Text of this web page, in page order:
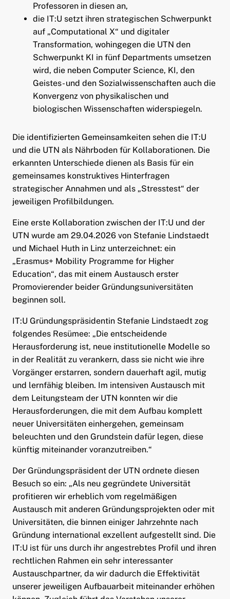
Professoren in diesen an,
die IT:U setzt ihren strategischen Schwerpunkt
auf „Computational X“ und digitaler
Transformation, wohingegen die UTN den
Schwerpunkt KI in fünf Departments umsetzen
wird, die neben Computer Science, KI, den
Geistes- und den Sozialwissenschaften auch die
Konvergenz von physikalischen und
biologischen Wissenschaften widerspiegeln.
Die identifizierten Gemeinsamkeiten sehen die IT:U
und die UTN als Nährboden für Kollaborationen. Die
erkannten Unterschiede dienen als Basis für ein
gemeinsames konstruktives Hinterfragen
strategischer Annahmen und als „Stresstest“ der
jeweiligen Profilbildungen.
Eine erste Kollaboration zwischen der IT:U und der
UTN wurde am 29.04.2026 von Stefanie Lindstaedt
und Michael Huth in Linz unterzeichnet: ein
„Erasmus+ Mobility Programme for Higher
Education“, das mit einem Austausch erster
Promovierender beider Gründungsuniversitäten
beginnen soll.
IT:U Gründungspräsidentin Stefanie Lindstaedt zog
folgendes Resümee: „Die entscheidende
Herausforderung ist, neue institutionelle Modelle so
in der Realität zu verankern, dass sie nicht wie ihre
Vorgänger erstarren, sondern dauerhaft agil, mutig
und lernfähig bleiben. Im intensiven Austausch mit
dem Leitungsteam der UTN konnten wir die
Herausforderungen, die mit dem Aufbau komplett
neuer Universitäten einhergehen, gemeinsam
beleuchten und den Grundstein dafür legen, diese
künftig miteinander voranzutreiben.“
Der Gründungspräsident der UTN ordnete diesen
Besuch so ein: „Als neu gegründete Universität
profitieren wir erheblich vom regelmäßigen
Austausch mit anderen Gründungsprojekten oder mit
Universitäten, die binnen einiger Jahrzehnte nach
Gründung international exzellent aufgestellt sind. Die
IT:U ist für uns durch ihr angestrebtes Profil und ihren
rechtlichen Rahmen ein sehr interessanter
Austauschpartner, da wir dadurch die Effektivität
unserer jeweiligen Aufbauarbeit miteinander erhöhen